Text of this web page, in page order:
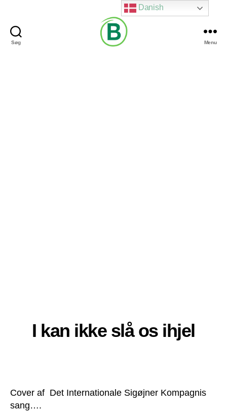
Søg Menu
I kan ikke slå os ihjel
Cover af Det Internationale Sigøjner Kompagnis
sang….
Danish